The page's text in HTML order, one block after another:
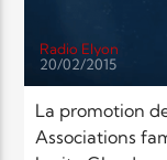
Radio Elyon
20/02/2015
La promotion
Associations